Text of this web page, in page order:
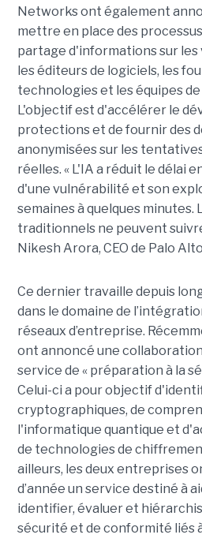
Networks ont également
mettre en place des
partage d'informations sur
les éditeurs de logiciels, les
technologies et les équipes
L'objectif est d'accélérer le
protections et de fournir des
anonymisées sur les
réelles. « L'IA a réduit le délai
d'une vulnérabilité et son
semaines à quelques
traditionnels ne peuvent
Nikesh Arora, CEO de Palo
Ce dernier travaille depuis
dans le domaine de
réseaux d’entreprise.
ont annoncé une
service de « préparation à la
Celui-ci a pour objectif
cryptographiques, de
l'informatique quantique et
de technologies de
ailleurs, les deux entreprises
d’année un service destiné à
identifier, évaluer et
sécurité et de conformité liés